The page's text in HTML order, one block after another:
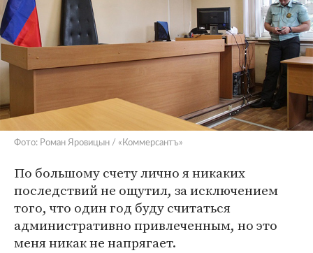
Фото: Роман Яровицын / «Коммерсантъ»
По большому счету лично я никаких
последствий не ощутил, за исключением
того, что один год буду считаться
административно привлеченным, но это
меня никак не напрягает.